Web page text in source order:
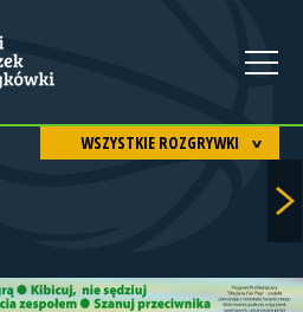
WSZYSTKIE ROZGRYWKI